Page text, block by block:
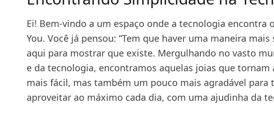
Ei! Bem-vindo a um espaço onde a tecnologia encontra
You. Você já pensou: “Tem que haver uma maneira mais
aqui para mostrar que existe. Mergulhando no vasto
e da tecnologia, encontramos aquelas joias que tornam
mais fácil, mas também um pouco mais agradável para
aproveitar ao máximo cada dia, com uma ajudinha da